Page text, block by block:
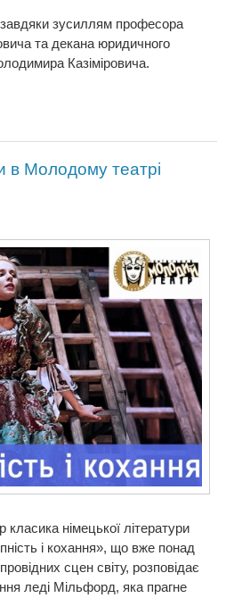
завдяки зусиллям професора
та декана юридичного
Казіміровича.
в Молодому театрі
німецької літератури
і кохання», що вже понад
сцен світу, розповідає
леді Мільфорд, яка прагне